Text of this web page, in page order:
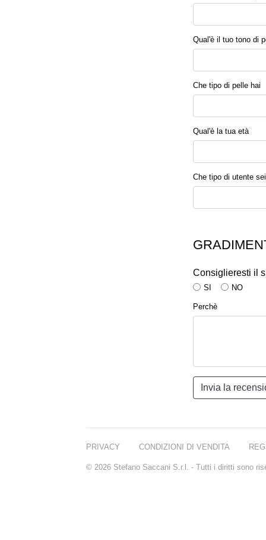
Qual'è il tuo tono di
Che tipo di pelle hai
Qual'è la tua età
Che tipo di utente sei
Consiglieresti il
SI NO
Perchè
PRIVACY CONDIZIONI DI VENDITA
© 2026 Stefano Saccani S.r.l. - Tutti i diritti sono